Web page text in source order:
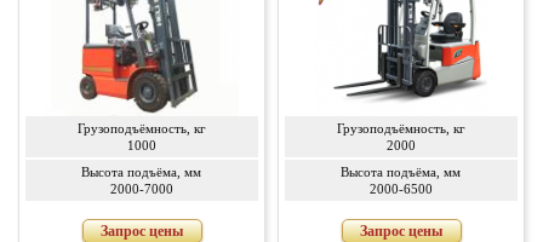
Грузоподъёмность, кг
1000
Высота подъёма, мм
2000-7000
Запрос цены
Грузоподъёмность, кг
2000
Высота подъёма, мм
2000-6500
Запрос цены